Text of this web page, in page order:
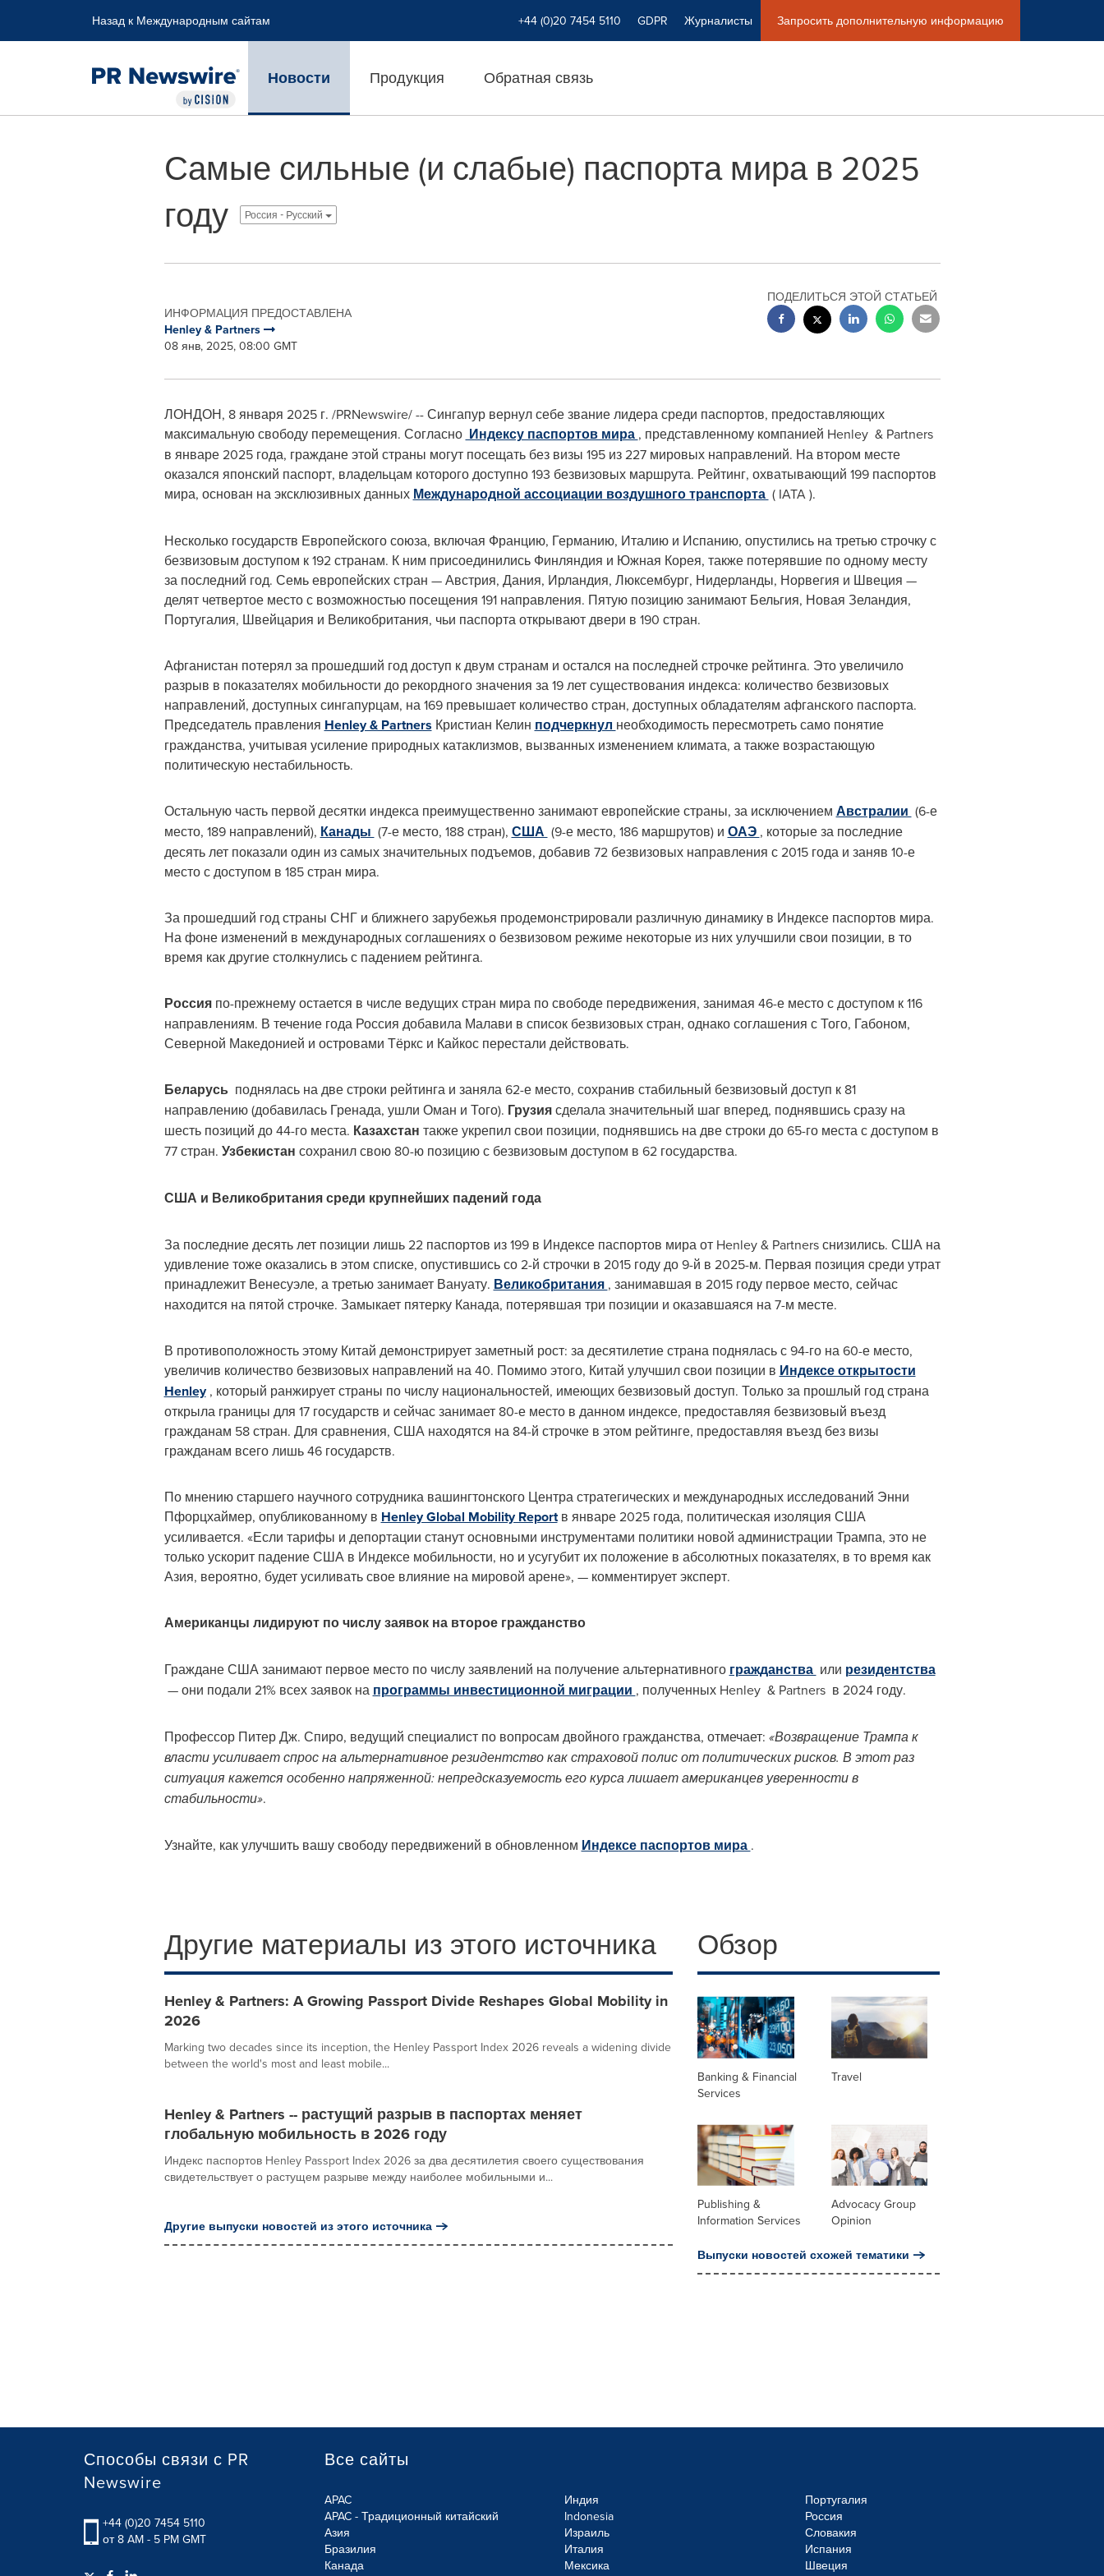
Назад к Международным сайтам +44 (0)20 7454 5110 GDPR Журналисты Запросить дополнительную информацию
Новости Продукция Обратная связь
Самые сильные (и слабые) паспорта мира в 2025
году
Россия - Pусский
ИНФОРМАЦИЯ ПРЕДОСТАВЛЕНА
Henley & Partners
08 янв, 2025, 08:00 GMT
ПОДЕЛИТЬСЯ ЭТОЙ СТАТЬЕЙ
ЛОНДОН, 8 января 2025 г. /PRNewswire/ -- Сингапур вернул себе звание лидера среди паспортов, предоставляющих
максимальную свободу перемещения. Согласно Индексу паспортов мира , представленному компанией Henley & Partners
в январе 2025 года, граждане этой страны могут посещать без визы 195 из 227 мировых направлений. На втором месте
оказался японский паспорт, владельцам которого доступно 193 безвизовых маршрута. Рейтинг, охватывающий 199 паспортов
мира, основан на эксклюзивных данных Международной ассоциации воздушного транспорта ( IATA ).
Несколько государств Европейского союза, включая Францию, Германию, Италию и Испанию, опустились на третью строчку с
безвизовым доступом к 192 странам. К ним присоединились Финляндия и Южная Корея, также потерявшие по одному месту
за последний год. Семь европейских стран — Австрия, Дания, Ирландия, Люксембург, Нидерланды, Норвегия и Швеция —
делят четвертое место с возможностью посещения 191 направления. Пятую позицию занимают Бельгия, Новая Зеландия,
Португалия, Швейцария и Великобритания, чьи паспорта открывают двери в 190 стран.
Афганистан потерял за прошедший год доступ к двум странам и остался на последней строчке рейтинга. Это увеличило
разрыв в показателях мобильности до рекордного значения за 19 лет существования индекса: количество безвизовых
направлений, доступных сингапурцам, на 169 превышает количество стран, доступных обладателям афганского паспорта.
Председатель правления Henley & Partners Кристиан Келин подчеркнул необходимость пересмотреть само понятие
гражданства, учитывая усиление природных катаклизмов, вызванных изменением климата, а также возрастающую
политическую нестабильность.
Остальную часть первой десятки индекса преимущественно занимают европейские страны, за исключением Австралии (6-е
место, 189 направлений), Канады (7-е место, 188 стран), США (9-е место, 186 маршрутов) и ОАЭ , которые за последние
десять лет показали один из самых значительных подъемов, добавив 72 безвизовых направления с 2015 года и заняв 10-е
место с доступом в 185 стран мира.
За прошедший год страны СНГ и ближнего зарубежья продемонстрировали различную динамику в Индексе паспортов мира.
На фоне изменений в международных соглашениях о безвизовом режиме некоторые из них улучшили свои позиции, в то
время как другие столкнулись с падением рейтинга.
Россия по-прежнему остается в числе ведущих стран мира по свободе передвижения, занимая 46-е место с доступом к 116
направлениям. В течение года Россия добавила Малави в список безвизовых стран, однако соглашения с Того, Габоном,
Северной Македонией и островами Тёркс и Кайкос перестали действовать.
Беларусь поднялась на две строки рейтинга и заняла 62-е место, сохранив стабильный безвизовый доступ к 81
направлению (добавилась Гренада, ушли Оман и Того). Грузиясделала значительный шаг вперед, поднявшись сразу на
шесть позиций до 44-го места. Казахстан также укрепил свои позиции, поднявшись на две строки до 65-го места с доступом в
77 стран. Узбекистан сохранил свою 80-ю позицию с безвизовым доступом в 62 государства.
США и Великобритания среди крупнейших падений года
За последние десять лет позиции лишь 22 паспортов из 199 в Индексе паспортов мира от Henley & Partners снизились. США на
удивление тоже оказались в этом списке, опустившись со 2-й строчки в 2015 году до 9-й в 2025-м. Первая позиция среди утрат
принадлежит Венесуэле, а третью занимает Вануату. Великобритания , занимавшая в 2015 году первое место, сейчас
находится на пятой строчке. Замыкает пятерку Канада, потерявшая три позиции и оказавшаяся на 7-м месте.
В противоположность этому Китай демонстрирует заметный рост: за десятилетие страна поднялась с 94-го на 60-е место,
увеличив количество безвизовых направлений на 40. Помимо этого, Китай улучшил свои позиции в Индексе открытости
Henley, который ранжирует страны по числу национальностей, имеющих безвизовый доступ. Только за прошлый год страна
открыла границы для 17 государств и сейчас занимает 80-е место в данном индексе, предоставляя безвизовый въезд
гражданам 58 стран. Для сравнения, США находятся на 84-й строчке в этом рейтинге, предоставляя въезд без визы
гражданам всего лишь 46 государств.
По мнению старшего научного сотрудника вашингтонского Центра стратегических и международных исследований Энни
Пфорцхаймер, опубликованному в Henley Global Mobility Reportв январе 2025 года, политическая изоляция США
усиливается. «Если тарифы и депортации станут основными инструментами политики новой администрации Трампа, это не
только ускорит падение США в Индексе мобильности, но и усугубит их положение в абсолютных показателях, в то время как
Азия, вероятно, будет усиливать свое влияние на мировой арене», — комментирует эксперт.
Американцы лидируют по числу заявок на второе гражданство
Граждане США занимают первое место по числу заявлений на получение альтернативного гражданства или резидентства
— они подали 21% всех заявок на программы инвестиционной миграции , полученных Henley & Partners в 2024 году.
Профессор Питер Дж. Спиро, ведущий специалист по вопросам двойного гражданства, отмечает: «Возвращение Трампа к
власти усиливает спрос на альтернативное резидентство как страховой полис от политических рисков. В этот раз
ситуация кажется особенно напряженной: непредсказуемость его курса лишает американцев уверенности в
стабильности».
Узнайте, как улучшить вашу свободу передвижений в обновленном Индексе паспортов мира .
Другие материалы из этого источника
Henley & Partners: A Growing Passport Divide Reshapes Global Mobility in
2026
Marking two decades since its inception, the Henley Passport Index 2026 reveals a widening divide
between the world's most and least mobile...
Henley & Partners -- растущий разрыв в паспортах меняет
глобальную мобильность в 2026 году
Индекс паспортов Henley Passport Index 2026 за два десятилетия своего существования
свидетельствует о растущем разрыве между наиболее мобильными и...
Другие выпуски новостей из этого источника
Обзор
Banking & Financial
Services
Travel
Publishing &
Information Services
Advocacy Group
Opinion
Выпуски новостей схожей тематики
Способы связи с PR
Newswire
+44 (0)20 7454 5110
от 8 AM - 5 PM GMT
Все сайты
APAC
APAC - Традиционный китайский
Азия
Бразилия
Канада
Индия
Indonesia
Израиль
Италия
Мексика
Португалия
Россия
Словакия
Испания
Швеция